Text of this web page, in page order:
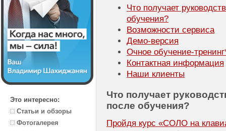
Это интересно:
Статьи и обзоры
Фотогалерея
Что получает
обучения?
Возможности сервиса
Демо-версия
Очное обучение-тренинг
Контактная информация
Наши клиенты
Что получает
после обучения?
Пройдя курс «СОЛО на